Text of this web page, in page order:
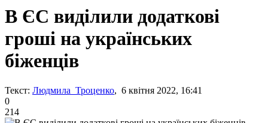
В ЄС виділили додаткові
гроші на українських
біженців
Текст: Людмила Троценко, 6 квітня 2022, 16:41
0
214